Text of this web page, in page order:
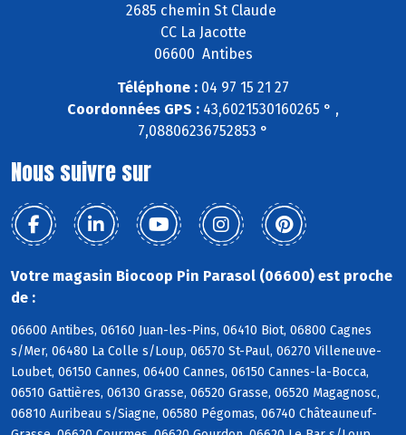
2685 chemin St Claude
CC La Jacotte
06600 Antibes
Téléphone : 04 97 15 21 27
Coordonnées GPS : 43,6021530160265 ° ,
7,08806236752853 °
Nous suivre sur
Votre magasin Biocoop Pin Parasol (06600) est proche
de :
06600 Antibes, 06160 Juan-les-Pins, 06410 Biot, 06800 Cagnes
s/Mer, 06480 La Colle s/Loup, 06570 St-Paul, 06270 Villeneuve-
Loubet, 06150 Cannes, 06400 Cannes, 06150 Cannes-la-Bocca,
06510 Gattières, 06130 Grasse, 06520 Grasse, 06520 Magagnosc,
06810 Auribeau s/Siagne, 06580 Pégomas, 06740 Châteauneuf-